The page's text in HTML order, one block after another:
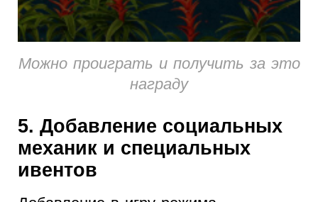
Можно проиграть и получить за это
награду
5. Добавление социальных
механик и специальных
ивентов